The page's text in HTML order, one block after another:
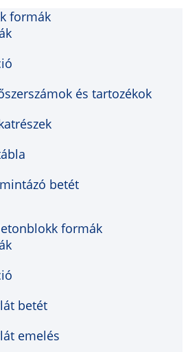
formák
és tartozékok
betét
formák
betét
emelés